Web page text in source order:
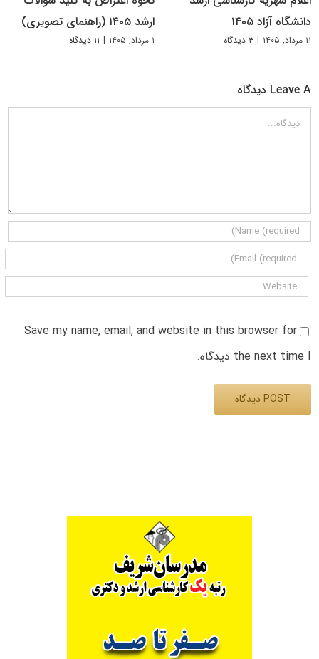
دانشگاه آزاد ۱۴۰۵
۱۱ مرداد, ۱۴۰۵ | ۳ دیدگاه
ارشد ۱۴۰۵ (راهنمای تصویری)
۱ مرداد, ۱۴۰۵ | ۱۱ دیدگاه
Leave A دیدگاه
دیدگاه
Save my name, email, and website in this browser for
the next time I دیدگاه.